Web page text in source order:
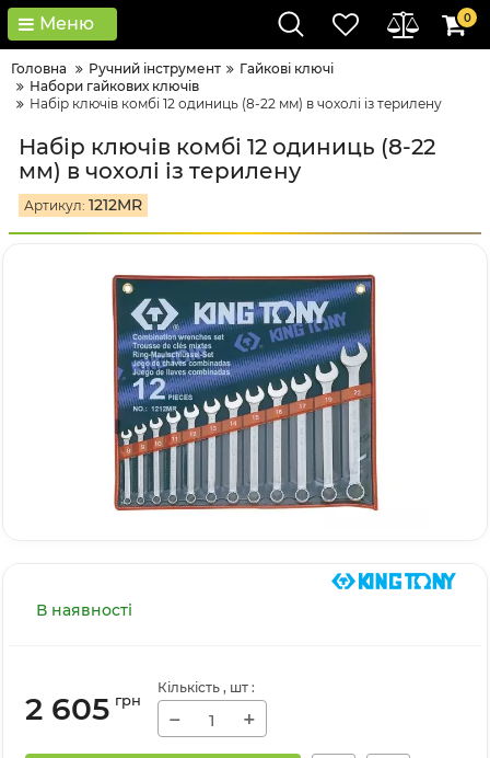
Меню 0
Головна Ручний інструмент
Гайкові ключі
Набори гайкових ключів
Набір ключів комбі 12 одиниць (8-22 мм) в чохолі із терилену
Набір ключів комбі 12 одиниць (8-22
мм) в чохолі із терилену
Артикул: 1212MR
В наявності
2 605 грн
Кількість , шт :
− +